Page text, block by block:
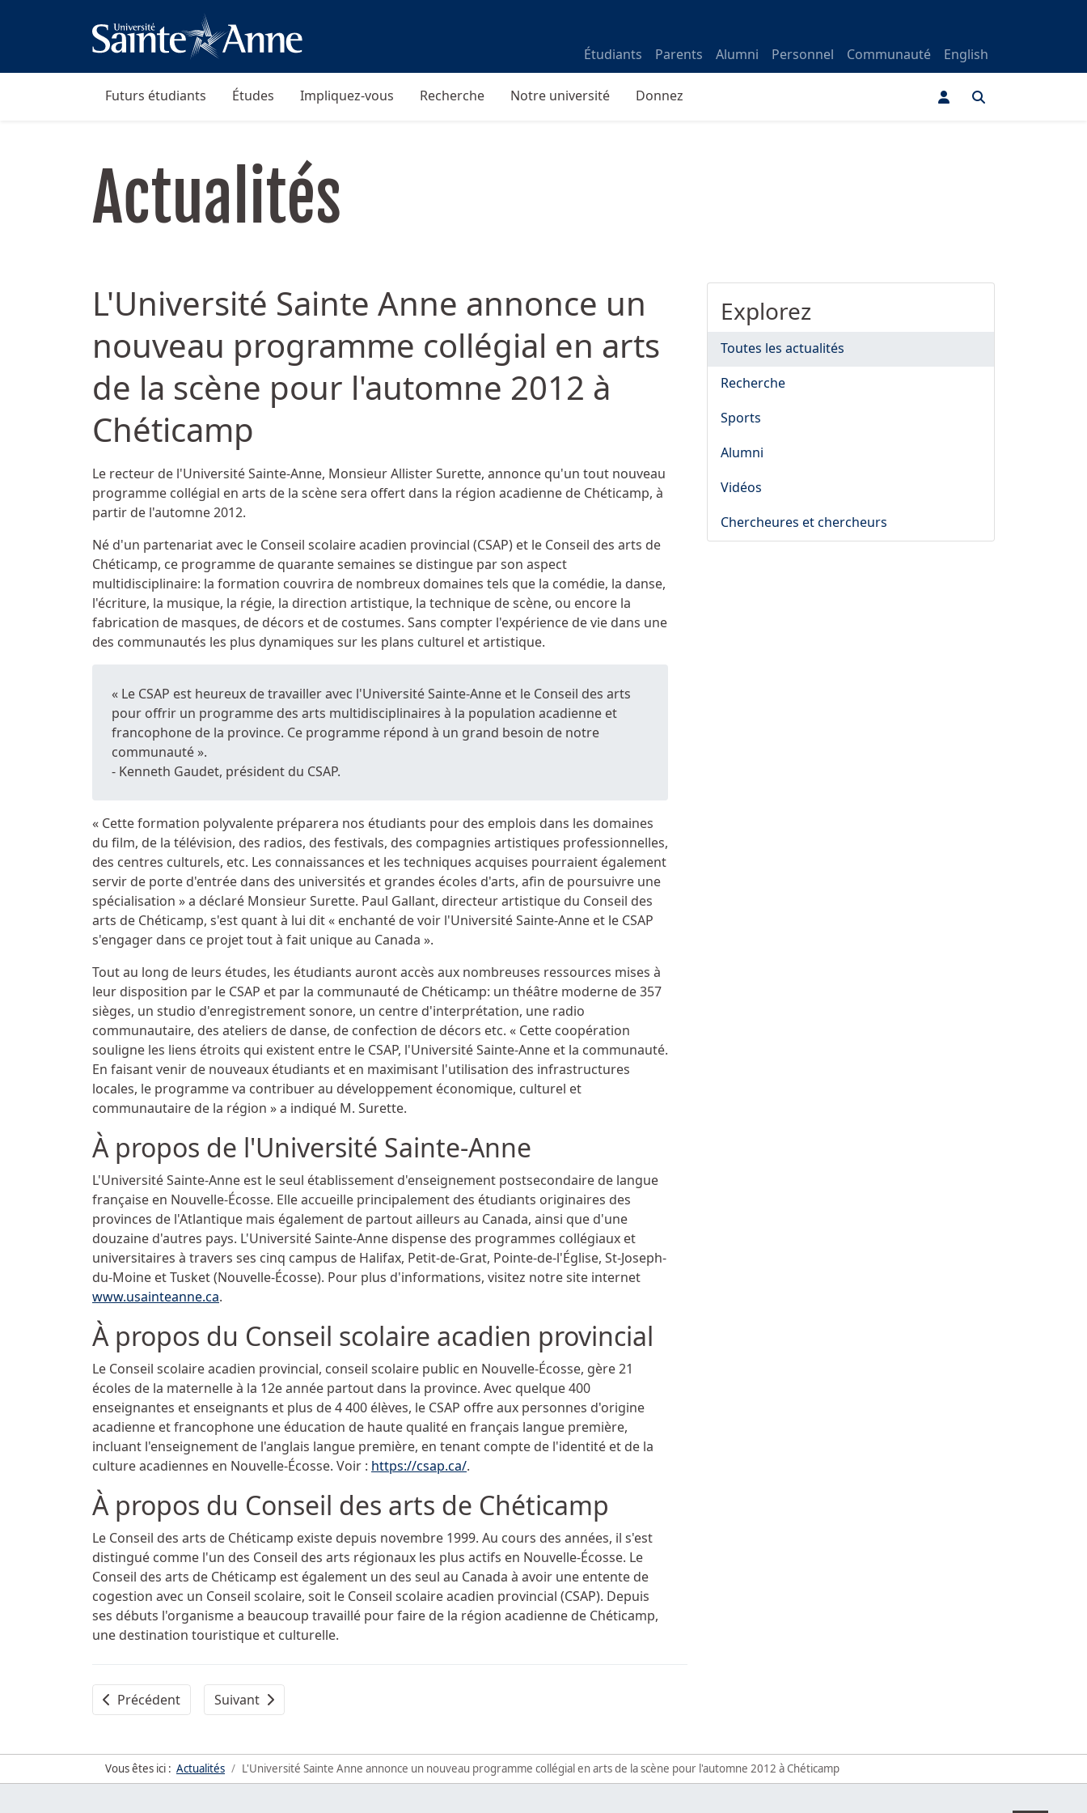
Étudiants Parents Alumni Personnel Communauté English
Futurs étudiants Études Impliquez-vous Recherche Notre université Donnez
Actualités
L'Université Sainte Anne annonce un
nouveau programme collégial en arts
de la scène pour l'automne 2012 à
Chéticamp
Détails
Le recteur de l'Université Sainte-Anne, Monsieur Allister Surette, annonce qu'un tout nouveau
programme collégial en arts de la scène sera offert dans la région acadienne de Chéticamp, à
partir de l'automne 2012.
Né d'un partenariat avec le Conseil scolaire acadien provincial (CSAP) et le Conseil des arts de
Chéticamp, ce programme de quarante semaines se distingue par son aspect
multidisciplinaire: la formation couvrira de nombreux domaines tels que la comédie, la danse,
l'écriture, la musique, la régie, la direction artistique, la technique de scène, ou encore la
fabrication de masques, de décors et de costumes. Sans compter l'expérience de vie dans une
des communautés les plus dynamiques sur les plans culturel et artistique.
« Le CSAP est heureux de travailler avec l'Université Sainte-Anne et le Conseil des arts
pour offrir un programme des arts multidisciplinaires à la population acadienne et
francophone de la province. Ce programme répond à un grand besoin de notre
communauté ».
- Kenneth Gaudet, président du CSAP.
« Cette formation polyvalente préparera nos étudiants pour des emplois dans les domaines
du film, de la télévision, des radios, des festivals, des compagnies artistiques professionnelles,
des centres culturels, etc. Les connaissances et les techniques acquises pourraient également
servir de porte d'entrée dans des universités et grandes écoles d'arts, afin de poursuivre une
spécialisation » a déclaré Monsieur Surette. Paul Gallant, directeur artistique du Conseil des
arts de Chéticamp, s'est quant à lui dit « enchanté de voir l'Université Sainte-Anne et le CSAP
s'engager dans ce projet tout à fait unique au Canada ».
Tout au long de leurs études, les étudiants auront accès aux nombreuses ressources mises à
leur disposition par le CSAP et par la communauté de Chéticamp: un théâtre moderne de 357
sièges, un studio d'enregistrement sonore, un centre d'interprétation, une radio
communautaire, des ateliers de danse, de confection de décors etc. « Cette coopération
souligne les liens étroits qui existent entre le CSAP, l'Université Sainte-Anne et la communauté.
En faisant venir de nouveaux étudiants et en maximisant l'utilisation des infrastructures
locales, le programme va contribuer au développement économique, culturel et
communautaire de la région » a indiqué M. Surette.
À propos de l'Université Sainte-Anne
L'Université Sainte-Anne est le seul établissement d'enseignement postsecondaire de langue
française en Nouvelle-Écosse. Elle accueille principalement des étudiants originaires des
provinces de l'Atlantique mais également de partout ailleurs au Canada, ainsi que d'une
douzaine d'autres pays. L'Université Sainte-Anne dispense des programmes collégiaux et
universitaires à travers ses cinq campus de Halifax, Petit-de-Grat, Pointe-de-l'Église, St-Joseph-
du-Moine et Tusket (Nouvelle-Écosse). Pour plus d'informations, visitez notre site internet
www.usainteanne.ca.
À propos du Conseil scolaire acadien provincial
Le Conseil scolaire acadien provincial, conseil scolaire public en Nouvelle-Écosse, gère 21
écoles de la maternelle à la 12e année partout dans la province. Avec quelque 400
enseignantes et enseignants et plus de 4 400 élèves, le CSAP offre aux personnes d'origine
acadienne et francophone une éducation de haute qualité en français langue première,
incluant l'enseignement de l'anglais langue première, en tenant compte de l'identité et de la
culture acadiennes en Nouvelle-Écosse. Voir : https://csap.ca/.
À propos du Conseil des arts de Chéticamp
Le Conseil des arts de Chéticamp existe depuis novembre 1999. Au cours des années, il s'est
distingué comme l'un des Conseil des arts régionaux les plus actifs en Nouvelle-Écosse. Le
Conseil des arts de Chéticamp est également un des seul au Canada à avoir une entente de
cogestion avec un Conseil scolaire, soit le Conseil scolaire acadien provincial (CSAP). Depuis
ses débuts l'organisme a beaucoup travaillé pour faire de la région acadienne de Chéticamp,
une destination touristique et culturelle.
Article précédent : Madame Aldéa Landry, nouvelle Chancelière de l'Université Sainte-Anne
Précédent Article suivant : Les Dragons ont entamé leur saison locale de volleyball en affrontant les Hurricanes
Suivant
Explorez
Toutes les actualités
Recherche
Sports
Alumni
Vidéos
Chercheures et chercheurs
Vous êtes ici : Actualités L'Université Sainte Anne annonce un nouveau programme collégial en arts de la scène pour l'automne 2012 à Chéticamp